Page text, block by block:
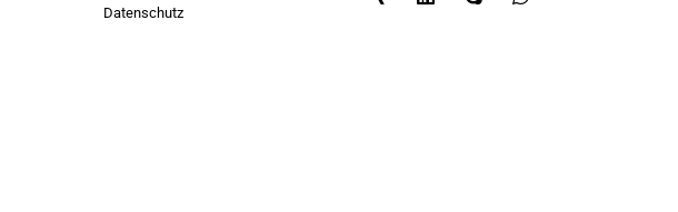
Datenschutz